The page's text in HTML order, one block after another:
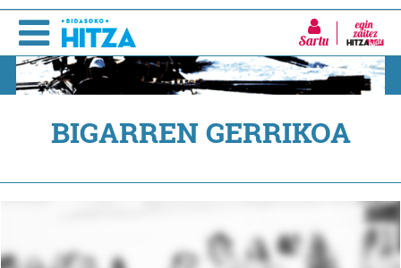
Sartu
BIGARREN GERRIKOA